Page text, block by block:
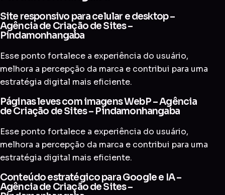
Site responsivo para celular e desktop –
Agência de Criação de Sites –
Pindamonhangaba
Esse ponto fortalece a experiência do usuário,
melhora a percepção da marca e contribui para uma
estratégia digital mais eficiente.
Páginas leves com imagens WebP – Agência
de Criação de Sites – Pindamonhangaba
Esse ponto fortalece a experiência do usuário,
melhora a percepção da marca e contribui para uma
estratégia digital mais eficiente.
Conteúdo estratégico para Google e IA –
Agência de Criação de Sites –